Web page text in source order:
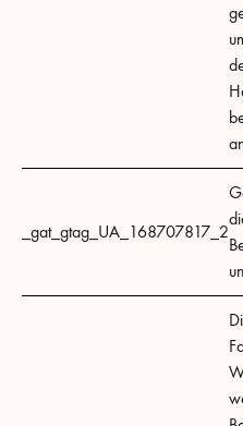
_gat_gtag_UA_168707817_2